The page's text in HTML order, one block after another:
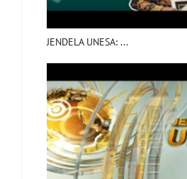
JENDELA UNESA: ...